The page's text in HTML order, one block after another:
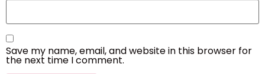
Save my name, email, and website in this browser for
the next time I comment.